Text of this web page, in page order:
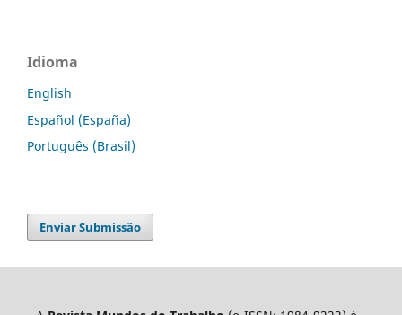
Idioma
English
Español (España)
Português (Brasil)
Enviar Submissão